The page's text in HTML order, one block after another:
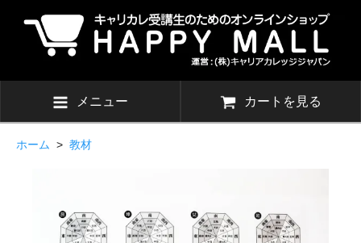
メニュー カートを見る
ホーム > 教材